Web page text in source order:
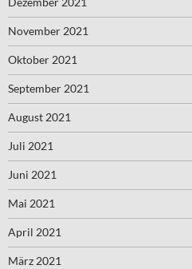
November 2021
Oktober 2021
September 2021
August 2021
Juli 2021
Juni 2021
Mai 2021
April 2021
März 2021